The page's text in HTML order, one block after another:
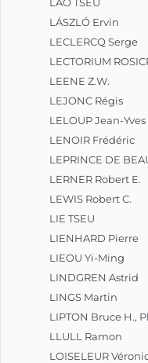
LÁSZLÓ Ervin
LECLERCQ Serge
LECTORIUM
LEENE Z.W.
LEJONC Régis
LELOUP Jean-Yves
LENOIR Frédéric
LEPRINCE DE
LERNER Robert E.
LEWIS Robert C.
LIE TSEU
LIENHARD Pierre
LIEOU Yi-Ming
LINDGREN Astrid
LINGS Martin
LIPTON Bruce H.,
LLULL Ramon
LOISELEUR